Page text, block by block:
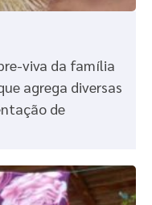
viva da família
agrega diversas
de